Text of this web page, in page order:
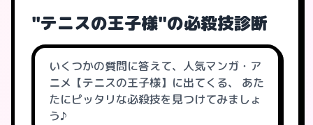
"テニスの王子様"の必殺技診断
いくつかの質問に答えて、人気マンガ・ア
ニメ【テニスの王子様】に出てくる、 あた
たにピッタリな必殺技を見つけてみましょ
う♪